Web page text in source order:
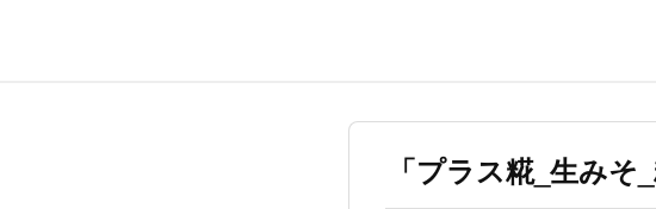
「プラス糀_生み